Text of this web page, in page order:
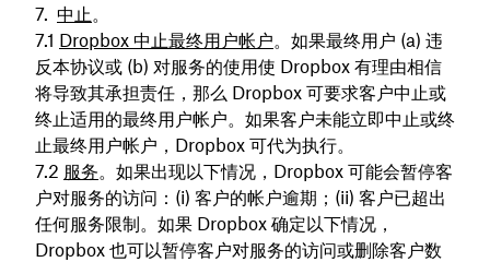
中止。
Dropbox 中止最终用户帐户。如果最终用户 (a) 违
反本协议或 (b) 对服务的使用使 Dropbox 有理由相信
将导致其承担责任，那么 Dropbox 可要求客户中止或
终止适用的最终用户帐户。如果客户未能立即中止或终
止最终用户帐户，Dropbox 可代为执行。
服务。如果出现以下情况，Dropbox 可能会暂停客
户对服务的访问：(i) 客户的帐户逾期；(ii) 客户已超出
任何服务限制。如果 Dropbox 确定以下情况，
Dropbox 也可以暂停客户对服务的访问或删除客户数